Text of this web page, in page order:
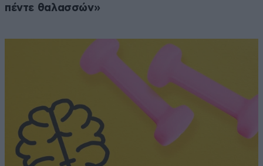
πέντε θαλασσών»